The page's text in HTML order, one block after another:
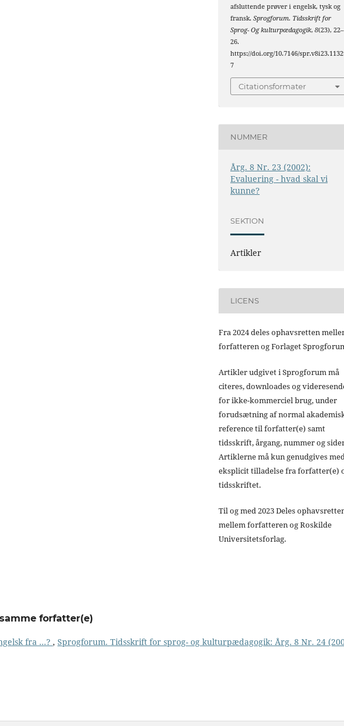
afsluttende prøver i engelsk, tysk og
fransk.Sprogforum. Tidsskrift for
Sprog- Og kulturpædagogik,8(23), 22–
26.
https://doi.org/10.7146/
7
Citationsformater
NUMMER
Årg. 8 Nr. 23 (2002):
Evaluering - hvad skal vi
kunne?
SEKTION
Artikler
LICENS
Fra 2024 deles ophavsretten
forfatteren og Forlaget
Artikler udgivet i Sprogforum må
citeres, downloades og
for ikke-kommerciel brug, under
forudsætning af normal
reference til forfatter(e) samt
tidsskrift, årgang, nummer og
Artiklerne må kun genudgives
eksplicit tilladelse fra forfatter(e)
tidsskriftet.
Til og med 2023 Deles
mellem forfatteren og Roskilde
Universitetsforlag.
forfatter(e)
fra ...? , Sprogforum. Tidsskrift for sprog- og kulturpædagogik: Årg. 8 Nr. 24